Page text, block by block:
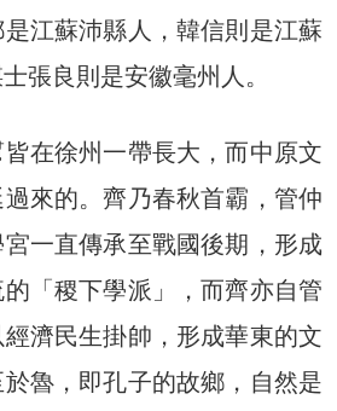
江蘇沛縣人，韓信則是江蘇
張良則是安徽毫州人。
在徐州一帶長大，而中原文
來的。齊乃春秋首霸，管仲
一直傳承至戰國後期，形成
「稷下學派」，而齊亦自管
濟民生掛帥，形成華東的文
魯，即孔子的故鄉，自然是